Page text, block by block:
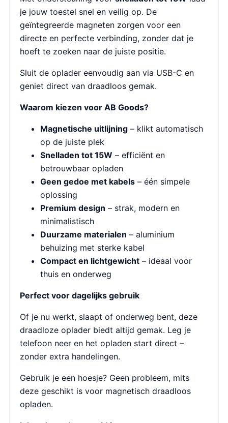
je jouw toestel snel en veilig op. De
geïntegreerde magneten zorgen voor een
directe en perfecte verbinding, zonder dat je
hoeft te zoeken naar de juiste positie.
Sluit de oplader eenvoudig aan via USB-C en
geniet direct van draadloos gemak.
Waarom kiezen voor AB Goods?
Magnetische uitlijning – klikt automatisch
op de juiste plek
Snelladen tot 15W – efficiënt en
betrouwbaar opladen
Geen gedoe met kabels – één simpele
oplossing
Premium design – strak, modern en
minimalistisch
Duurzame materialen – aluminium
behuizing met sterke kabel
Compact en lichtgewicht – ideaal voor
thuis en onderweg
Perfect voor dagelijks gebruik
Of je nu werkt, slaapt of onderweg bent, deze
draadloze oplader biedt altijd gemak. Leg je
telefoon neer en het opladen start direct –
zonder extra handelingen.
Gebruik je een hoesje? Geen probleem, mits
deze geschikt is voor magnetisch draadloos
opladen.